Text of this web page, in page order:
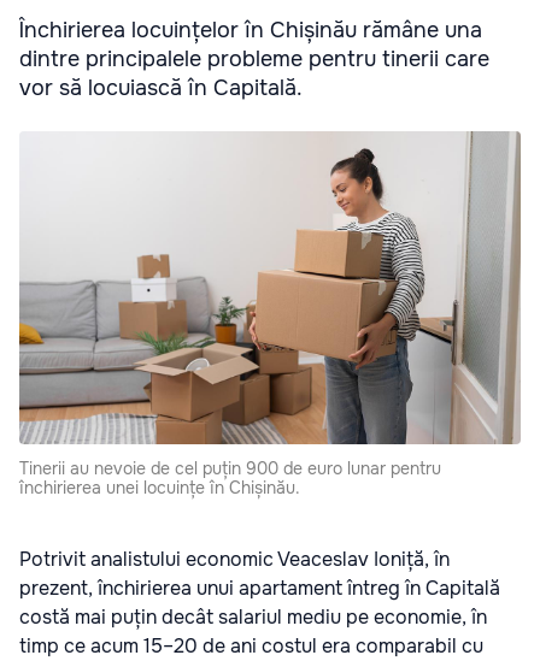
Închirierea locuințelor în Chișinău rămâne una
dintre principalele probleme pentru tinerii care
vor să locuiască în Capitală.
Tinerii au nevoie de cel puțin 900 de euro lunar pentru
închirierea unei locuințe în Chișinău.
Potrivit analistului economic Veaceslav Ioniță, în
prezent, închirierea unui apartament întreg în Capitală
costă mai puțin decât salariul mediu pe economie, în
timp ce acum 15–20 de ani costul era comparabil cu